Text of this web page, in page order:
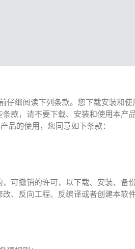
仔细阅读下列条款。您下载安装和
款，请不要下载、安装和使用本
品的使用，您同意如下条款：
可撤销的许可，以下载、安装、备
、反向工程、反编译或者创建本软